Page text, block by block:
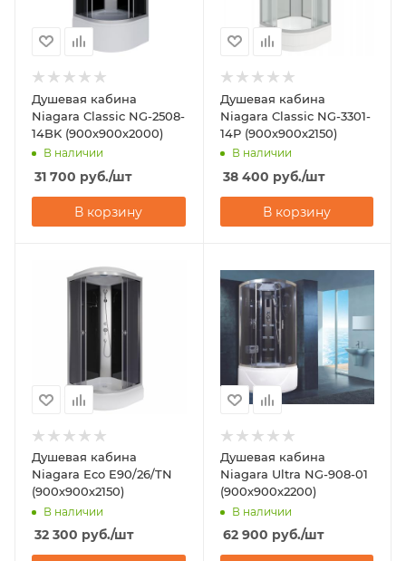
Душевая кабина
Niagara Classic NG-2508-
14BK (900х900х2000)
В наличии
31 700 руб./шт
В корзину
Душевая кабина
Niagara Classic NG-3301-
14P (900х900х2150)
В наличии
38 400 руб./шт
В корзину
Душевая кабина
Niagara Eco E90/26/TN
(900х900х2150)
В наличии
32 300 руб./шт
Душевая кабина
Niagara Ultra NG-908-01
(900х900х2200)
В наличии
62 900 руб./шт